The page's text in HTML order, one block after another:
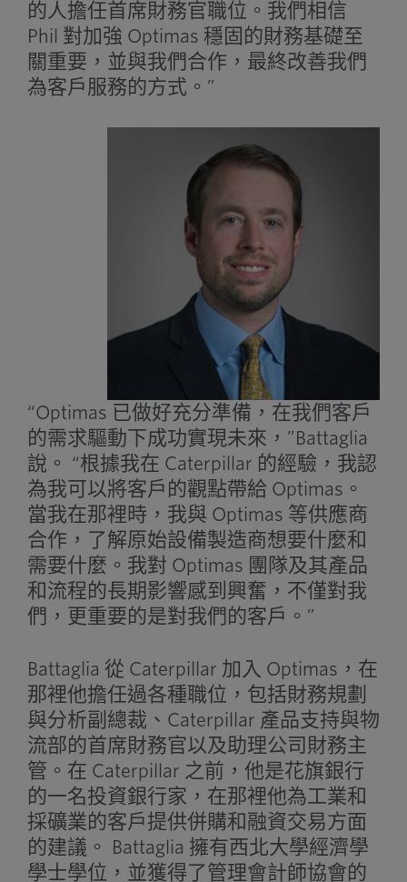
的人擔任首席財務官職位。我們相信
Phil 對加強 Optimas 穩固的財務基礎至
關重要，並與我們合作，最終改善我們
為客戶服務的方式。”
“Optimas 已做好充分準備，在我們客戶
的需求驅動下成功實現未來，”Battaglia
說。 “根據我在 Caterpillar 的經驗，我認
為我可以將客戶的觀點帶給 Optimas。
當我在那裡時，我與 Optimas 等供應商
合作，了解原始設備製造商想要什麼和
需要什麼。我對 Optimas 團隊及其產品
和流程的長期影響感到興奮，不僅對我
們，更重要的是對我們的客戶。”
Battaglia 從 Caterpillar 加入 Optimas，在
那裡他擔任過各種職位，包括財務規劃
與分析副總裁、Caterpillar 產品支持與物
流部的首席財務官以及助理公司財務主
管。在 Caterpillar 之前，他是花旗銀行
的一名投資銀行家，在那裡他為工業和
採礦業的客戶提供併購和融資交易方面
的建議。 Battaglia 擁有西北大學經濟學
學士學位，並獲得了管理會計師協會的